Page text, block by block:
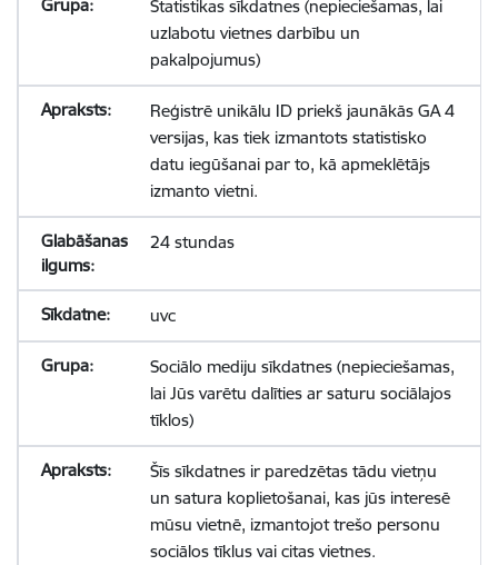
Statistikas sīkdatnes (nepieciešamas, lai
uzlabotu vietnes darbību un
pakalpojumus)
Reģistrē unikālu ID priekš jaunākās GA 4
versijas, kas tiek izmantots statistisko
datu iegūšanai par to, kā apmeklētājs
izmanto vietni.
24 stundas
uvc
Sociālo mediju sīkdatnes (nepieciešamas,
lai Jūs varētu dalīties ar saturu sociālajos
tīklos)
Šīs sīkdatnes ir paredzētas tādu vietņu
un satura koplietošanai, kas jūs interesē
mūsu vietnē, izmantojot trešo personu
sociālos tīklus vai citas vietnes.